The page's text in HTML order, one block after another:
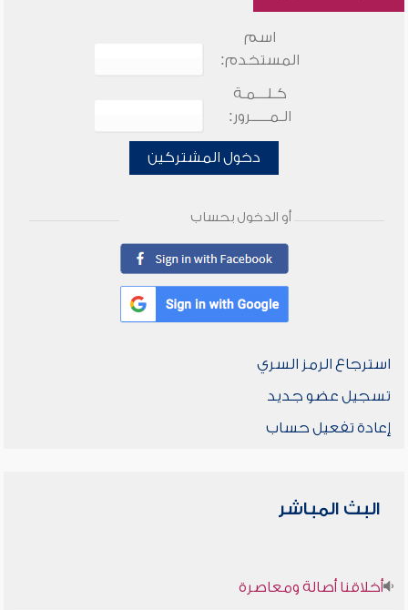
اسم
المستخدم:
كـلـــمـة
الـمـــــرور:
دخول المشتركين
أو الدخول بحساب
استرجاع الرمز السري
تسجيل عضو جديد
إعادة تفعيل حساب
البث المباشر
أخلاقنا أصالة ومعاصرة